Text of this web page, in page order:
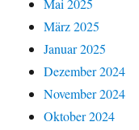
Mai 2025
März 2025
Januar 2025
Dezember 2024
November 2024
Oktober 2024